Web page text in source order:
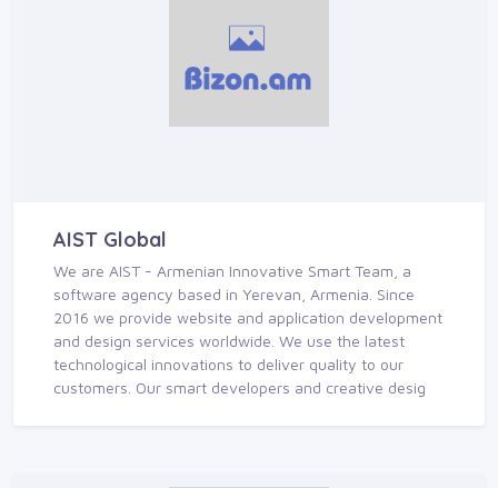
AIST Global
We are AIST - Armenian Innovative Smart Team, a
software agency based in Yerevan, Armenia. Since
2016 we provide website and application development
and design services worldwide. We use the latest
technological innovations to deliver quality to our
customers. Our smart developers and creative desig